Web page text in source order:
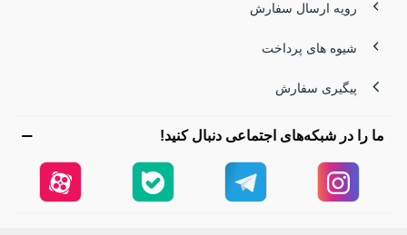
رویه ارسال سفارش
شیوه های پرداخت
پیگیری سفارش
ما را در شبکه‌های اجتماعی دنبال کنید!